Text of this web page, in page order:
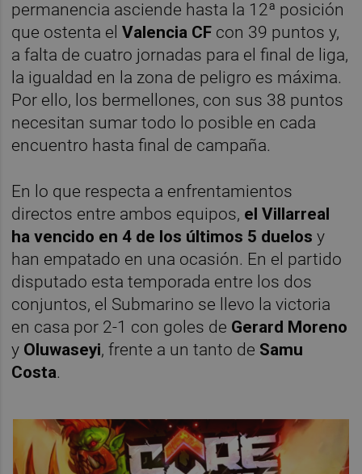
permanencia asciende hasta la 12ª posición
que ostenta elValencia CF con 39 puntos y,
a falta de cuatro jornadas para el final de liga,
la igualdad en la zona de peligro es máxima.
Por ello, los bermellones, con sus 38 puntos
necesitan sumar todo lo posible en cada
encuentro hasta final de campaña.
En lo que respecta a enfrentamientos
directos entre ambos equipos, el Villarreal
ha vencido en 4 de los últimos 5 duelos y
han empatado en una ocasión. En el partido
disputado esta temporada entre los dos
conjuntos, el Submarino se llevo la victoria
en casa por 2-1 con goles de Gerard Moreno
y Oluwaseyi, frente a un tanto de Samu
Costa.